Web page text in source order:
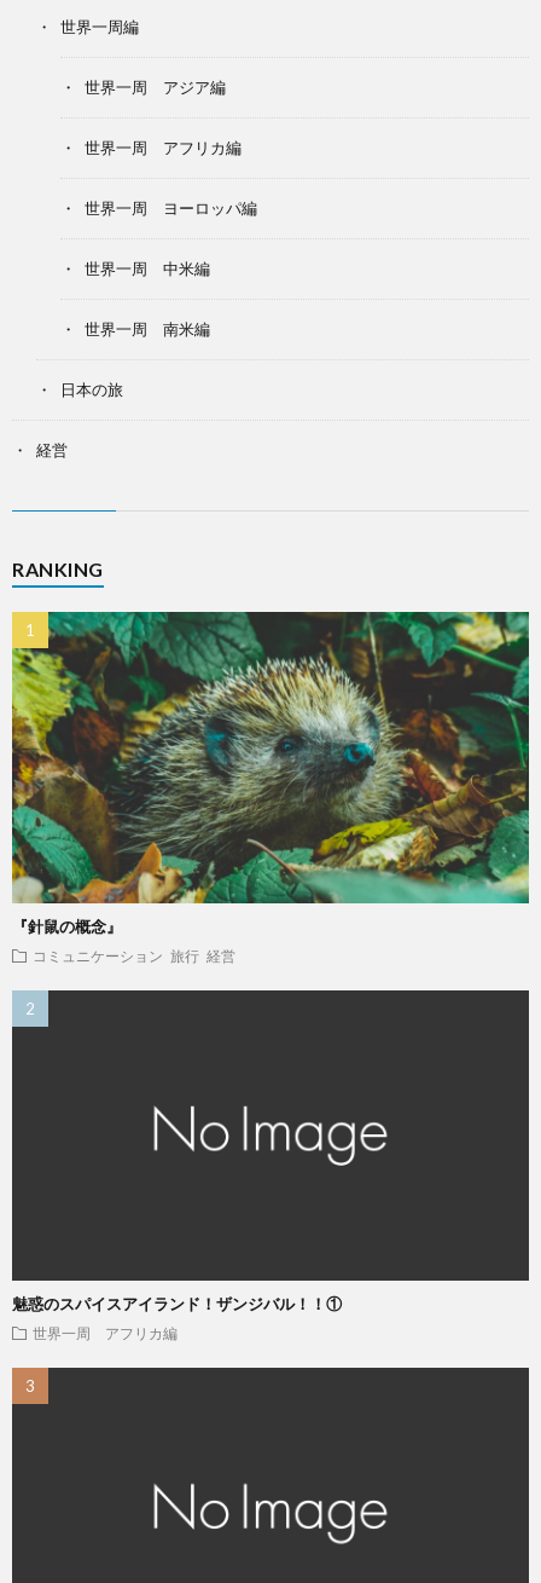
世界一周編
世界一周 アジア編
世界一周 アフリカ編
世界一周 ヨーロッパ編
世界一周 中米編
世界一周 南米編
日本の旅
経営
RANKING
『針鼠の概念』
コミュニケーション 旅行 経営
魅惑のスパイスアイランド！ザンジバル！！①
世界一周 アフリカ編